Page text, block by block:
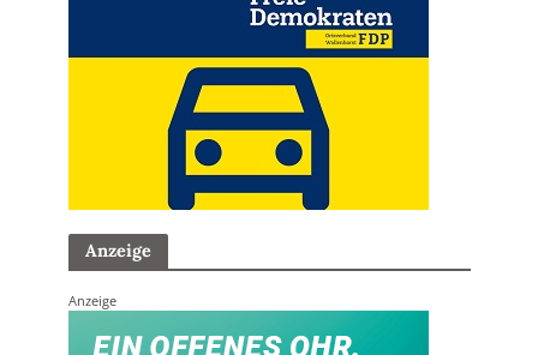
Anzeige
Anzeige